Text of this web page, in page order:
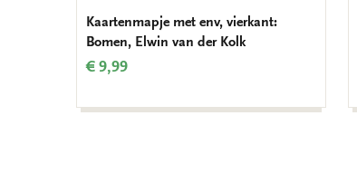
Kaartenmapje met env, vierkant:
Bomen, Elwin van der Kolk
€ 9,99